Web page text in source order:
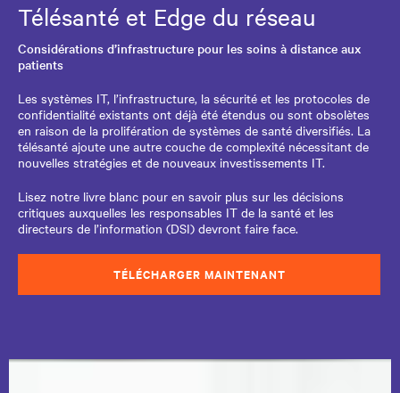
Télésanté et Edge du réseau
Considérations d’infrastructure pour les soins à distance aux
patients
Les systèmes IT, l’infrastructure, la sécurité et les protocoles de
confidentialité existants ont déjà été étendus ou sont obsolètes
en raison de la prolifération de systèmes de santé diversifiés. La
télésanté ajoute une autre couche de complexité nécessitant de
nouvelles stratégies et de nouveaux investissements IT.
Lisez notre livre blanc pour en savoir plus sur les décisions
critiques auxquelles les responsables IT de la santé et les
directeurs de l’information (DSI) devront faire face.
TÉLÉCHARGER MAINTENANT